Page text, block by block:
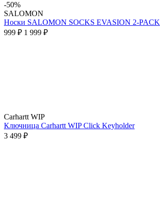
-50%
SALOMON
Носки SALOMON SOCKS EVASION 2-PACK
999 ₽ 1 999 ₽
Carhartt WIP
Ключница Carhartt WIP Click Keyholder
3 499 ₽